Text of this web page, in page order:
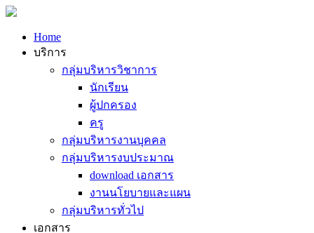
Home
บริการ
กลุ่มบริหารวิชาการ
นักเรียน
ผู้ปกครอง
ครู
กลุ่มบริหารงานบุคคล
กลุ่มบริหารงบประมาณ
download เอกสาร
งานนโยบายและแผน
กลุ่มบริหารทั่วไป
เอกสาร